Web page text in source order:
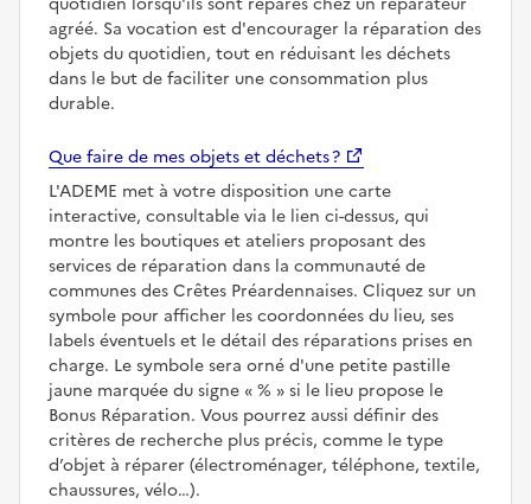
agréé. Sa vocation est d'encourager la réparation des
objets du quotidien, tout en réduisant les déchets
dans le but de faciliter une consommation plus
durable.
Que faire de mes objets et déchets ?
L'ADEME met à votre disposition une carte
interactive, consultable via le lien ci-dessus, qui
montre les boutiques et ateliers proposant des
services de réparation dans la communauté de
communes des Crêtes Préardennaises. Cliquez sur un
symbole pour afficher les coordonnées du lieu, ses
labels éventuels et le détail des réparations prises en
charge. Le symbole sera orné d'une petite pastille
jaune marquée du signe
%
si le lieu propose le
Bonus Réparation. Vous pourrez aussi définir des
critères de recherche plus précis, comme le type
d’objet à réparer (électroménager, téléphone, textile,
chaussures, vélo…).